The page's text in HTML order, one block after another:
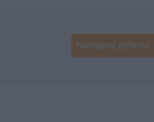
Następne pytanie